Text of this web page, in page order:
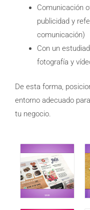
Comunicación
publicidad y
comunicación)
Con un
fotografía y
De esta forma,
entorno adecuado
tu negocio.